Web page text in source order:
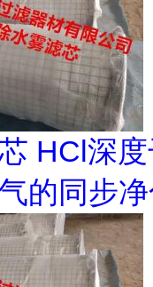
HCl深
的同步